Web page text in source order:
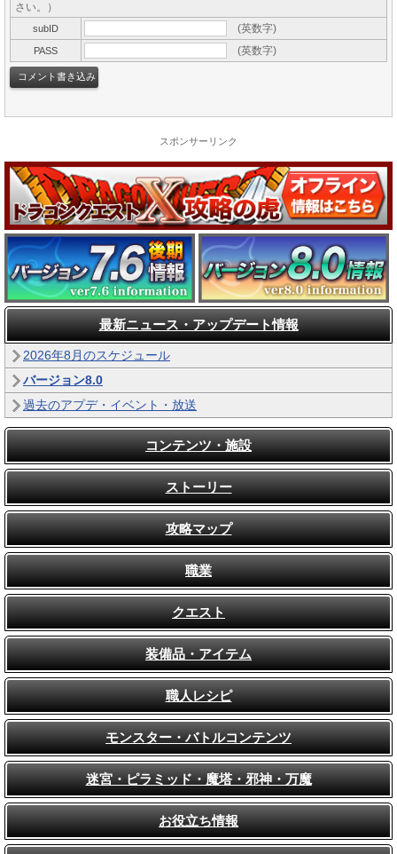
さい。）
subID (英数字)
PASS (英数字)
スポンサーリンク
最新ニュース・アップデート情報
2026年8月のスケジュール
バージョン8.0
過去のアプデ・イベント・放送
コンテンツ・施設
ストーリー
攻略マップ
職業
クエスト
装備品・アイテム
職人レシピ
モンスター・バトルコンテンツ
迷宮・ピラミッド・魔塔・邪神・万魔
お役立ち情報